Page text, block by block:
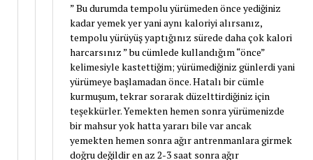
” Bu durumda tempolu yürümeden önce yediğiniz
kadar yemek yer yani aynı kaloriyi alırsanız,
tempolu yürüyüş yaptığınız sürede daha çok kalori
harcarsınız ” bu cümlede kullandığım “önce”
kelimesiyle kastettiğim; yürümediğiniz günlerdi yani
yürümeye başlamadan önce. Hatalı bir cümle
kurmuşum, tekrar sorarak düzelttirdiğiniz için
teşekkürler. Yemekten hemen sonra yürümenizde
bir mahsur yok hatta yararı bile var ancak
yemekten hemen sonra ağır antrenmanlara girmek
doğru değildir en az 2-3 saat sonra ağır